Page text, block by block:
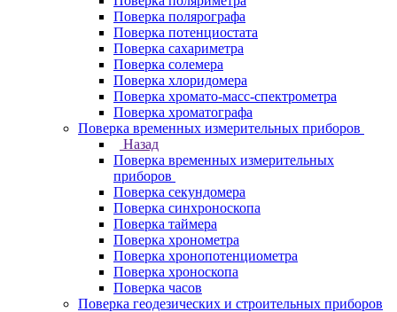
Поверка полярографа
Поверка потенциостата
Поверка сахариметра
Поверка солемера
Поверка хлоридомера
Поверка хромато-масс-спектрометра
Поверка хроматографа
Поверка временных измерительных приборов
Назад
Поверка временных измерительных
приборов
Поверка секундомера
Поверка синхроноскопа
Поверка таймера
Поверка хронометра
Поверка хронопотенциометра
Поверка хроноскопа
Поверка часов
Поверка геодезических и строительных приборов